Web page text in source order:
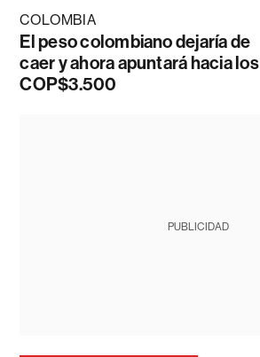
COLOMBIA
El peso colombiano dejaría de
caer y ahora apuntará hacia los
COP$3.500
PUBLICIDAD